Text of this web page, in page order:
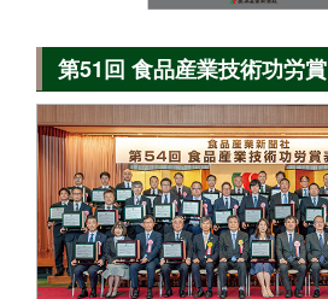
第51回 食品産業技術功労賞